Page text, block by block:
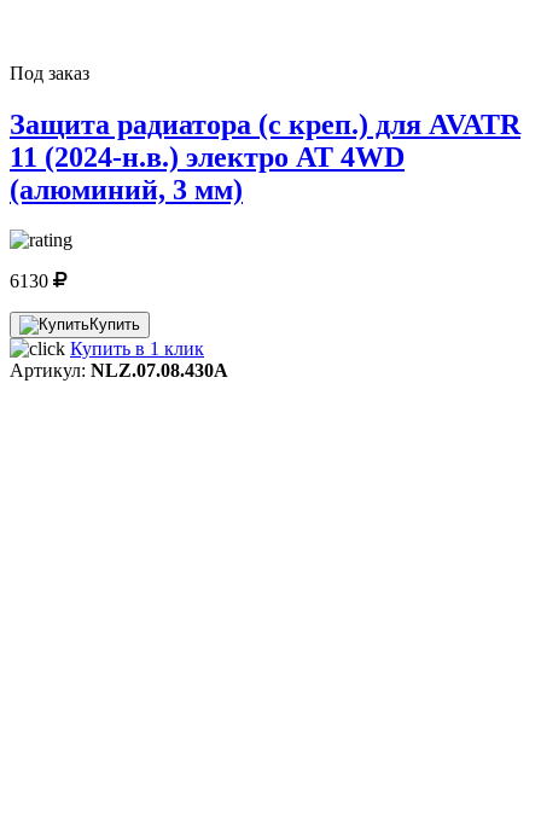
Под заказ
Защита радиатора (с креп.) для AVATR
11 (2024-н.в.) электро AT 4WD
(алюминий, 3 мм)
6130
Купить
Купить в 1 клик
Артикул: NLZ.07.08.430A